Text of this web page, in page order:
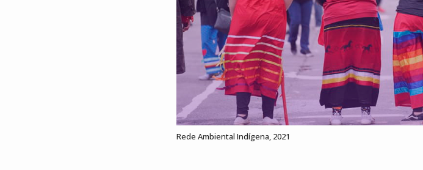
Rede Ambiental Indígena, 2021